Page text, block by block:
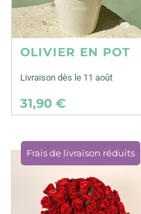
OLIVIER EN POT
Livraison dès le 11 août
31,90 €
Frais de livraison réduits